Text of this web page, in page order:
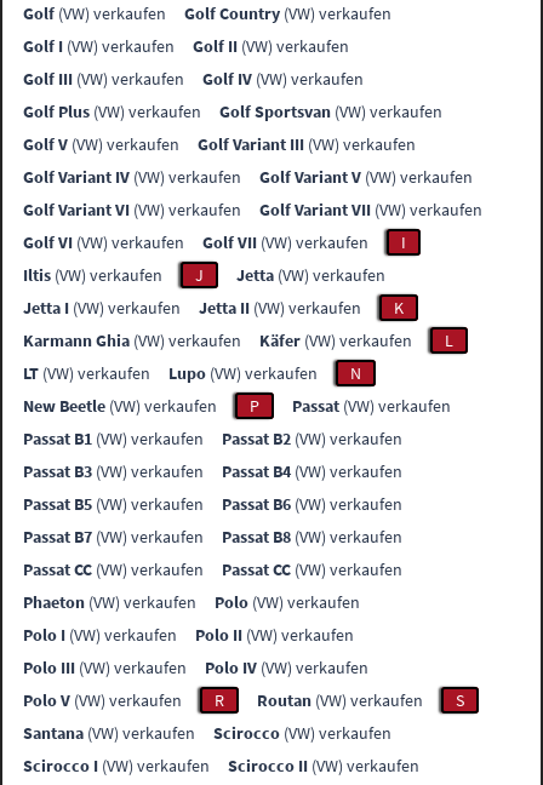
Golf (VW) verkaufen Golf Country (VW) verkaufen
Golf I (VW) verkaufen Golf II (VW) verkaufen
Golf III (VW) verkaufen Golf IV (VW) verkaufen
Golf Plus (VW) verkaufen Golf Sportsvan (VW) verkaufen
Golf V (VW) verkaufen Golf Variant III (VW) verkaufen
Golf Variant IV (VW) verkaufen Golf Variant V (VW) verkaufen
Golf Variant VI (VW) verkaufen Golf Variant VII (VW) verkaufen
Golf VI (VW) verkaufen Golf VII (VW) verkaufen
I
Iltis (VW) verkaufen J Jetta (VW) verkaufen
Jetta I (VW) verkaufen Jetta II (VW) verkaufen
K
Karmann Ghia (VW) verkaufen Käfer (VW) verkaufen
L
LT (VW) verkaufen Lupo (VW) verkaufen
N
New Beetle (VW) verkaufen P Passat (VW) verkaufen
Passat B1 (VW) verkaufen Passat B2 (VW) verkaufen
Passat B3 (VW) verkaufen Passat B4 (VW) verkaufen
Passat B5 (VW) verkaufen Passat B6 (VW) verkaufen
Passat B7 (VW) verkaufen Passat B8 (VW) verkaufen
Passat CC (VW) verkaufen Passat CC (VW) verkaufen
Phaeton (VW) verkaufen Polo (VW) verkaufen
Polo I (VW) verkaufen Polo II (VW) verkaufen
Polo III (VW) verkaufen Polo IV (VW) verkaufen
Polo V (VW) verkaufen R Routan (VW) verkaufen
S
Santana (VW) verkaufen Scirocco (VW) verkaufen
Scirocco I (VW) verkaufen Scirocco II (VW) verkaufen